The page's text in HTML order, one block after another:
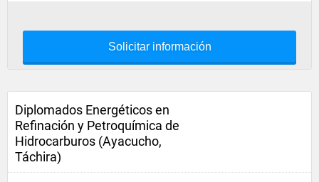
Solicitar información
Diplomados Energéticos en
Refinación y Petroquímica de
Hidrocarburos (Ayacucho,
Táchira)